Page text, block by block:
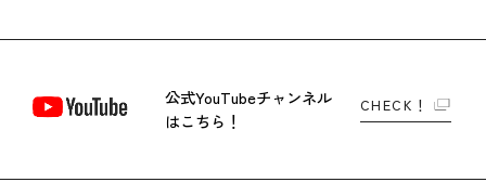
公式YouTubeチャンネル
はこちら！
CHECK！